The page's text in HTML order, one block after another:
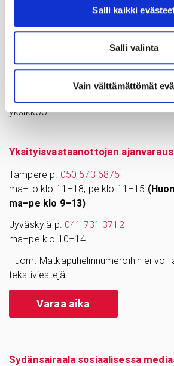
Salli kaikki
Salli valinta
Vain välttämättömät
Palve­lu­neu­vonta
Tampere03 311 64145
info@sydansairaala.fi
Jos haluat perua ajan tai sinulla on
yksikköön.
Yksityisvastaanottojen
Tampere p. 050 573 6875
ma–to klo 11–18, pe klo 11–15
ma–pe klo 9–13)
Jyväskylä p. 041 731 3712
ma–pe klo 10–14
Huom. Matkapuhelinnumeroihin ei voi
tekstiviestejä.
Varaa aika
Sydänsairaala sosiaalisessa